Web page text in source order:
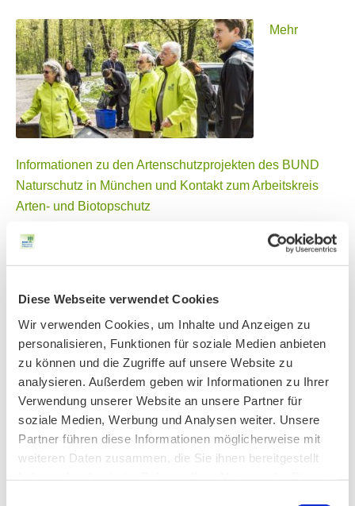
Diese Webseite verwendet Cookies
Wir verwenden Cookies, um Inhalte und Anzeigen zu
personalisieren, Funktionen für soziale Medien anbieten
zu können und die Zugriffe auf unsere Website zu
analysieren. Außerdem geben wir Informationen zu Ihrer
Verwendung unserer Website an unsere Partner für
soziale Medien, Werbung und Analysen weiter. Unsere
Partner führen diese Informationen möglicherweise mit
weiteren Daten zusammen, die Sie ihnen bereitgestellt
Mehr
Informationen zu den Artenschutzprojekten des BUND
Naturschutz in München und Kontakt zum Arbeitskreis
Arten- und Biotopschutz